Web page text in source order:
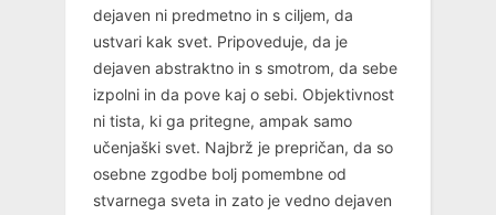
dejaven ni predmetno in s ciljem, da
ustvari kak svet. Pripoveduje, da je
dejaven abstraktno in s smotrom, da sebe
izpolni in da pove kaj o sebi. Objektivnost
ni tista, ki ga pritegne, ampak samo
učenjaški svet. Najbrž je prepričan, da so
osebne zgodbe bolj pomembne od
stvarnega sveta in zato je vedno dejaven